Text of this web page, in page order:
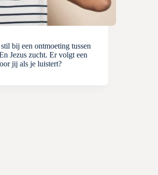
bij een ontmoeting tussen
Jezus zucht. Er volgt een
jij als je luistert?